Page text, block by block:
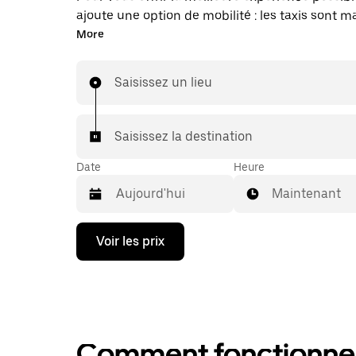
ajoute une option de mobilité : les taxis sont
disponibles dans l'application. Uber Taxi : un
More
Saisissez un lieu
Saisissez la destination
Date
Appuyez
la
ouvrir
Heure
Maintenant
Voir les prix